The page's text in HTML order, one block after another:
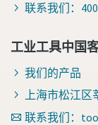
联系我们：
工业工具中国
我们的产品
上海市松江区
联系我们：